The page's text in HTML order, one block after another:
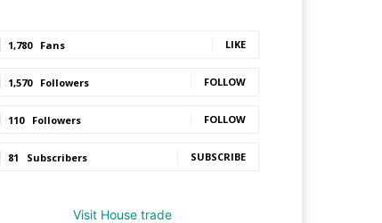
1,780 Fans LIKE
1,570 Followers FOLLOW
110 Followers FOLLOW
81 Subscribers SUBSCRIBE